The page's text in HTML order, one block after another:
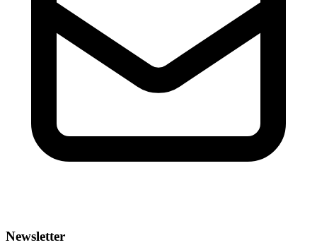
Newsletter